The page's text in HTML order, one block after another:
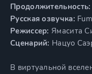
Продолжительность:
Русская озвучка:
Режиссер: Ямасита
Сценарий: Нацуо
В виртуальной